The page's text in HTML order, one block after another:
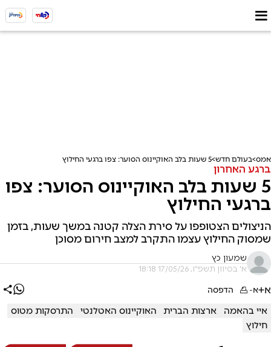
אמס בעולם חדש 5 שעות בלב האוקיינוס הסוער: צפו ברגעי החילוץ
ברגע האחרון
5 שעות בלב האוקיינוס הסוער: צפו
ברגעי החילוץ
הניצולים הצטופפו על סירת הצלה קטנה במשך שעות, בזמן
שמסוק החילוץ עצמו התקרב למצב חירום מסוכן
שמעון כץ
א' בסיוון תשפ"ו, 17/05/26 18:18
א+א- הדפסה
איי בהאמה ארצות הברית האוקיינוס האטלנטי
התרסקות מטוס
חילוץ